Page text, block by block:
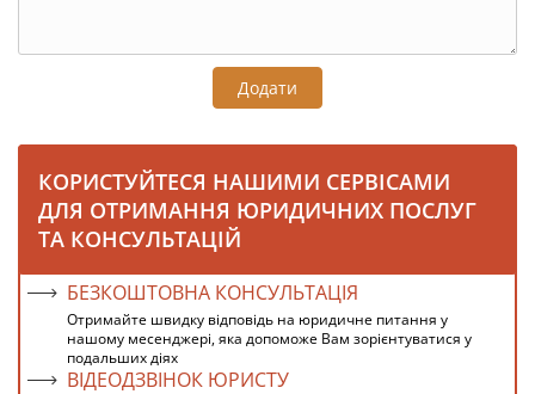
Додати
КОРИСТУЙТЕСЯ НАШИМИ СЕРВІСАМИ
ДЛЯ ОТРИМАННЯ ЮРИДИЧНИХ ПОСЛУГ
ТА КОНСУЛЬТАЦІЙ
БЕЗКОШТОВНА КОНСУЛЬТАЦІЯ
Отримайте швидку відповідь на юридичне питання у
нашому месенджері, яка допоможе Вам зорієнтуватися у
подальших діях
ВІДЕОДЗВІНОК ЮРИСТУ